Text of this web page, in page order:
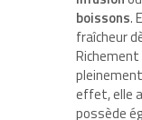
boissons.
fraîcheur
Richement
effet, elle
possède